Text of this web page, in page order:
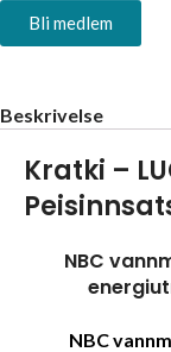
Bli medlem
Beskrivelse
Kratki –
NBC
NBC